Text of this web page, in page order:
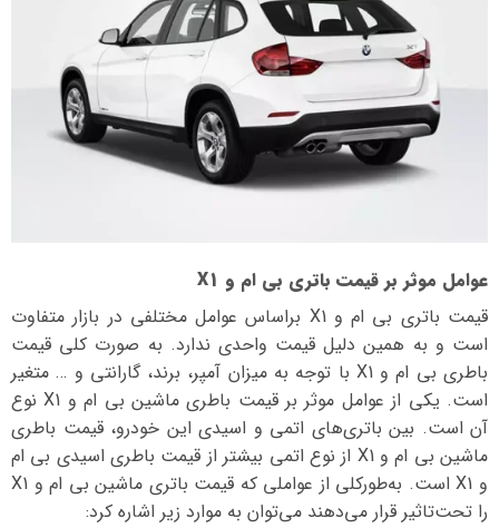
عوامل موثر بر قیمت باتری بی ام و X1
قیمت باتری بی ام و X1 بر‌اساس عوامل مختلفی در بازار متفاوت
است و به همین دلیل قیمت واحدی ندارد. به صورت کلی قیمت
باطری بی ام و X1 با توجه به میزان آمپر، برند، گارانتی و … متغیر
است. یکی از عوامل موثر بر قیمت باطری ماشین بی ام و X1 نوع
آن است. بین باتری‌های اتمی و اسیدی این خودرو، قیمت باطری
ماشین بی ام و X1 از نوع اتمی بیشتر از قیمت باطری اسیدی بی ام
و X1 است. به‌طورکلی از عواملی که قیمت باتری ماشین بی ام و X1
را تحت‌تاثیر قرار می‌دهند می‌توان به موارد زیر اشاره کرد: